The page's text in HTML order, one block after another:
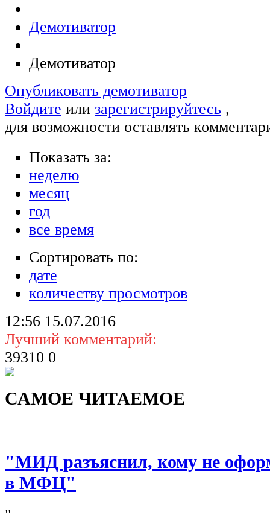
Демотиватор
Демотиватор
Опубликовать демотиватор
Войдите или зарегистрируйтесь ,
для возможности оставлять
Показать за:
неделю
месяц
год
все время
Сортировать по:
дате
количеству просмотров
12:56 15.07.2016
Лучший комментарий:
39310 0
САМОЕ ЧИТАЕМОЕ
"МИД разъяснил, кому не
в МФЦ"
"